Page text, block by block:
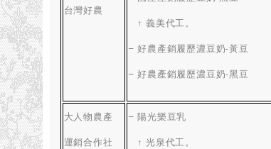
台灣好農
↑ 義美代工。
– 好農產銷履歷濃豆奶-黃豆
– 好農產銷履歷濃豆奶-黑豆
大人物農產
運銷合作社
– 陽光樂豆乳
↑ 光泉代工。